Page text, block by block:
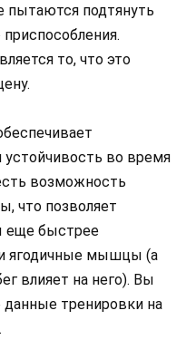
пытаются подтянуть
то, что это
во время
возможность
что позволяет
еще быстрее
ягодичные мышцы (а
влияет на него). Вы
тренировки на